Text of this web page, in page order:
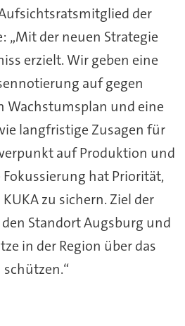
der
„Mit der neuen Strategie
erzielt. Wir geben eine
auf gegen
Wachstumsplan und eine
langfristige Zusagen für
auf Produktion und
Fokussierung hat Priorität,
zu sichern. Ziel der
Standort Augsburg und
in der Region über das